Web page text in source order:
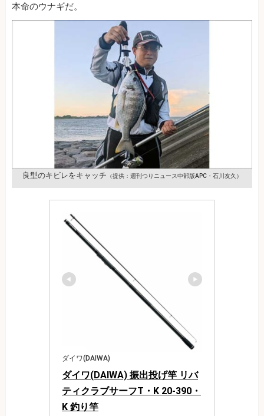
本命のウナギだ。
良型のキビレをキャッチ （提供：週刊つりニュース中部版APC・石川友久）
ダイワ(DAIWA)
ダイワ(DAIWA) 振出投げ竿 リバ
ティクラブサーフT・K 20-390・
K 釣り竿